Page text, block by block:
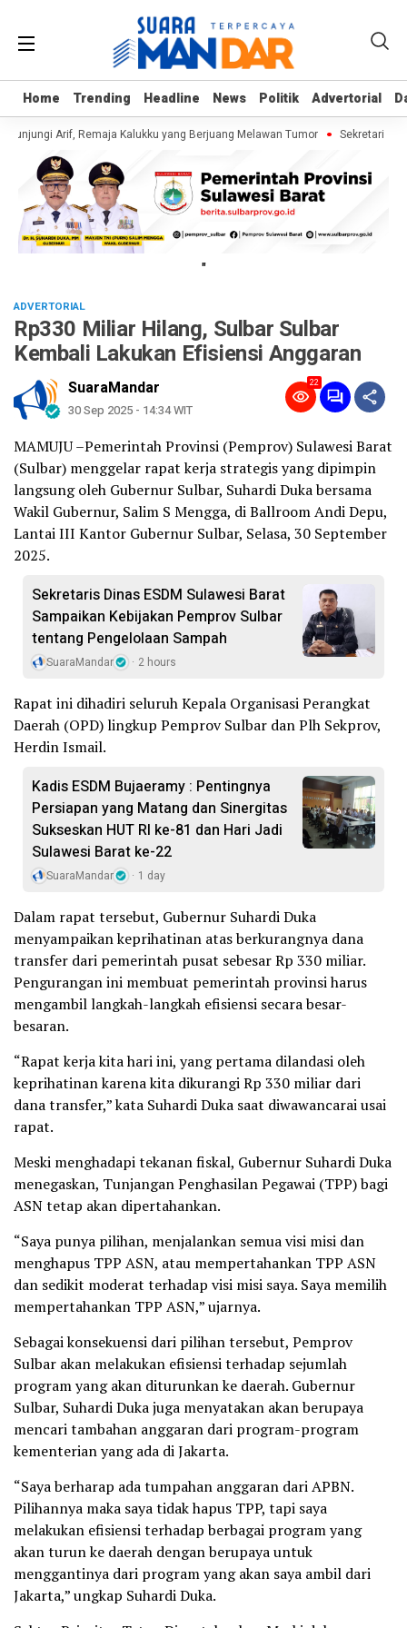
Home Trending Headline News Politik Advertorial
Home Trending Headline News Politik Advertorial
Arif, Remaja Kalukku yang Berjuang Melawan Tumor Sekretaris
"
ADVERTORIAL
Rp330 Miliar Hilang, Sulbar Sulbar
Kembali Lakukan Efisiensi Anggaran
SuaraMandar
30 Sep 2025 - 14:34 WIT
22
MAMUJU –Pemerintah Provinsi (Pemprov) Sulawesi Barat
(Sulbar) menggelar rapat kerja strategis yang dipimpin
langsung oleh Gubernur Sulbar, Suhardi Duka bersama
Wakil Gubernur, Salim S Mengga, di Ballroom Andi Depu,
Lantai III Kantor Gubernur Sulbar, Selasa, 30 September
2025.
Sekretaris Dinas ESDM Sulawesi Barat
Sampaikan Kebijakan Pemprov Sulbar
tentang Pengelolaan Sampah
SuaraMandar 2 hours
Rapat ini dihadiri seluruh Kepala Organisasi Perangkat
Daerah (OPD) lingkup Pemprov Sulbar dan Plh Sekprov,
Herdin Ismail.
Kadis ESDM Bujaeramy : Pentingnya
Persiapan yang Matang dan Sinergitas
Sukseskan HUT RI ke-81 dan Hari Jadi
Sulawesi Barat ke-22
SuaraMandar 1 day
Dalam rapat tersebut, Gubernur Suhardi Duka
menyampaikan keprihatinan atas berkurangnya dana
transfer dari pemerintah pusat sebesar Rp 330 miliar.
Pengurangan ini membuat pemerintah provinsi harus
mengambil langkah-langkah efisiensi secara besar-
besaran.
“Rapat kerja kita hari ini, yang pertama dilandasi oleh
keprihatinan karena kita dikurangi Rp 330 miliar dari
dana transfer,” kata Suhardi Duka saat diwawancarai usai
rapat.
Meski menghadapi tekanan fiskal, Gubernur Suhardi Duka
menegaskan, Tunjangan Penghasilan Pegawai (TPP) bagi
ASN tetap akan dipertahankan.
“Saya punya pilihan, menjalankan semua visi misi dan
menghapus TPP ASN, atau mempertahankan TPP ASN
dan sedikit moderat terhadap visi misi saya. Saya memilih
mempertahankan TPP ASN,” ujarnya.
Sebagai konsekuensi dari pilihan tersebut, Pemprov
Sulbar akan melakukan efisiensi terhadap sejumlah
program yang akan diturunkan ke daerah. Gubernur
Sulbar, Suhardi Duka juga menyatakan akan berupaya
mencari tambahan anggaran dari program-program
kementerian yang ada di Jakarta.
“Saya berharap ada tumpahan anggaran dari APBN.
Pilihannya maka saya tidak hapus TPP, tapi saya
melakukan efisiensi terhadap berbagai program yang
akan turun ke daerah dengan berupaya untuk
menggantinya dari program yang akan saya ambil dari
Jakarta,” ungkap Suhardi Duka.